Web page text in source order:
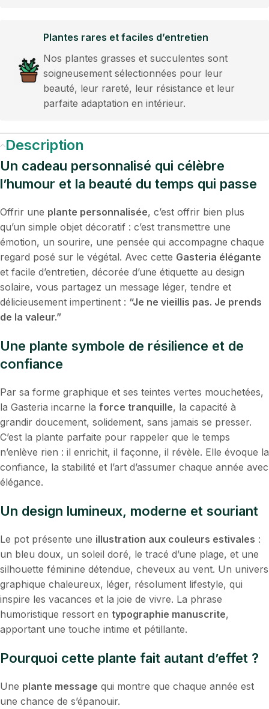
Plantes rares et faciles d’entretien
Nos plantes grasses et succulentes sont
soigneusement sélectionnées pour leur
beauté, leur rareté, leur résistance et leur
parfaite adaptation en intérieur.
Description
Un cadeau personnalisé qui célèbre
l’humour et la beauté du temps qui passe
Offrir une plante personnalisée, c’est offrir bien plus
qu’un simple objet décoratif : c’est transmettre une
émotion, un sourire, une pensée qui accompagne chaque
regard posé sur le végétal. Avec cette Gasteria élégante
et facile d’entretien, décorée d’une étiquette au design
solaire, vous partagez un message léger, tendre et
délicieusement impertinent : “Je ne vieillis pas. Je prends
de la valeur.”
Une plante symbole de résilience et de
confiance
Par sa forme graphique et ses teintes vertes mouchetées,
la Gasteria incarne la force tranquille, la capacité à
grandir doucement, solidement, sans jamais se presser.
C’est la plante parfaite pour rappeler que le temps
n’enlève rien : il enrichit, il façonne, il révèle. Elle évoque la
confiance, la stabilité et l’art d’assumer chaque année avec
élégance.
Un design lumineux, moderne et souriant
Le pot présente une illustration aux couleurs estivales :
un bleu doux, un soleil doré, le tracé d’une plage, et une
silhouette féminine détendue, cheveux au vent. Un univers
graphique chaleureux, léger, résolument lifestyle, qui
inspire les vacances et la joie de vivre. La phrase
humoristique ressort en typographie manuscrite,
apportant une touche intime et pétillante.
Pourquoi cette plante fait autant d’effet ?
Une plante message qui montre que chaque année est
une chance de s’épanouir.